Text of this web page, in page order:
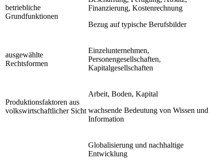
betriebliche
Grundfunktionen
Finanzierung, Kostenrechnung
Bezug auf typische Berufsbilder
ausgewählte
Rechtsformen
Einzelunternehmen,
Personengesellschaften,
Kapitalgesellschaften
Produktionsfaktoren aus
volkswirtschaftlicher Sicht
Arbeit, Boden, Kapital
wachsende Bedeutung von Wissen und
Information
Globalisierung und nachhaltige
Entwicklung